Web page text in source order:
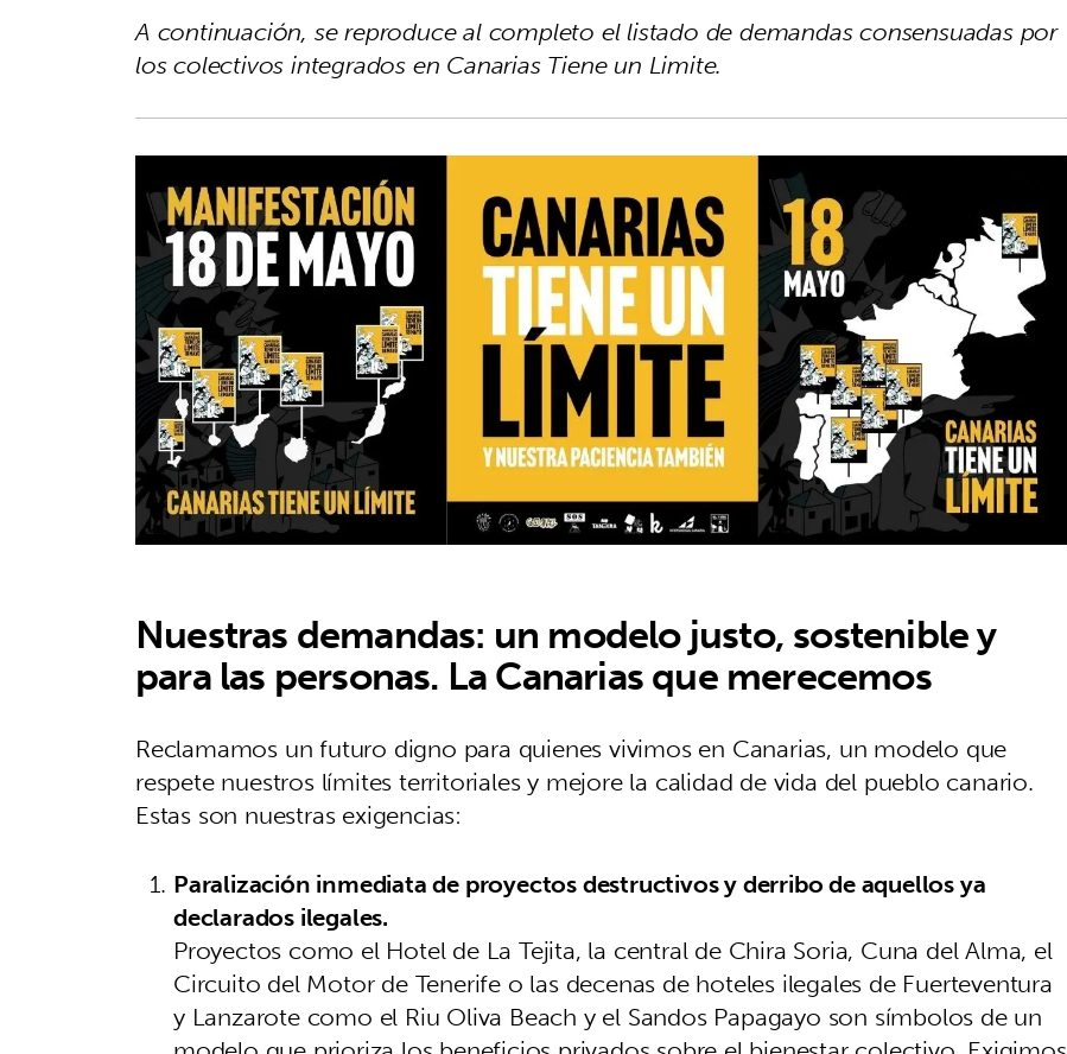
A continuación, se reproduce al completo el listado de demandas consensuadas por
los colectivos integrados en Canarias Tiene un Limite.
Nuestras demandas: un modelo justo, sostenible y
para las personas. La Canarias que merecemos
Reclamamos un futuro digno para quienes vivimos en Canarias, un modelo que
respete nuestros límites territoriales y mejore la calidad de vida del pueblo canario.
Estas son nuestras exigencias:
Paralización inmediata de proyectos destructivos y derribo de aquellos ya
declarados ilegales.
Proyectos como el Hotel de La Tejita, la central de Chira Soria, Cuna del Alma, el
Circuito del Motor de Tenerife o las decenas de hoteles ilegales de Fuerteventura
y Lanzarote como el Riu Oliva Beach y el Sandos Papagayo son símbolos de un